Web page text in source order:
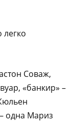
легко
Соваж,
«банкир» –
одна Мариз